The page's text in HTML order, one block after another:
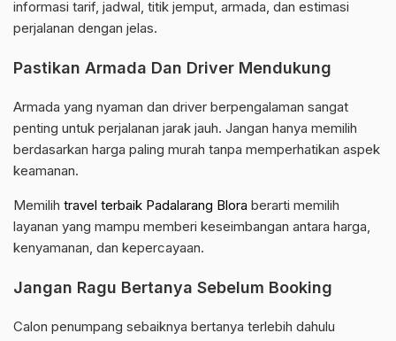
informasi tarif, jadwal, titik jemput, armada, dan estimasi
perjalanan dengan jelas.
Pastikan Armada Dan Driver Mendukung
Armada yang nyaman dan driver berpengalaman sangat
penting untuk perjalanan jarak jauh. Jangan hanya memilih
berdasarkan harga paling murah tanpa memperhatikan aspek
keamanan.
Memilih travel terbaik Padalarang Blora berarti memilih
layanan yang mampu memberi keseimbangan antara harga,
kenyamanan, dan kepercayaan.
Jangan Ragu Bertanya Sebelum Booking
Calon penumpang sebaiknya bertanya terlebih dahulu